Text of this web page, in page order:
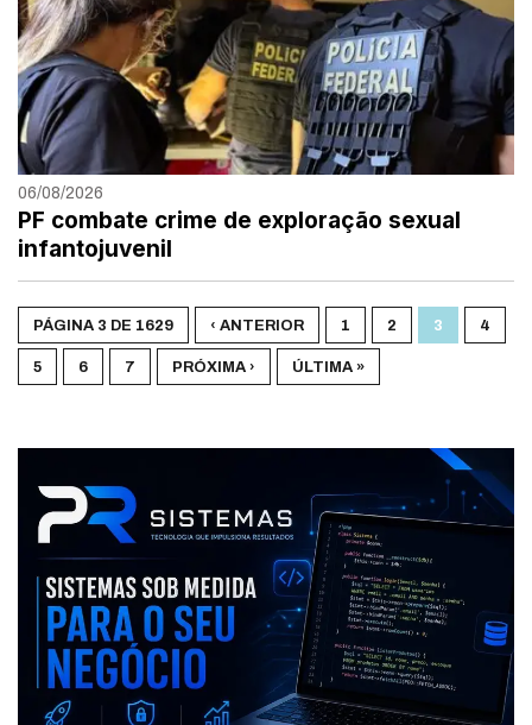
06/08/2026
PF combate crime de exploração sexual
infantojuvenil
PÁGINA 3 DE 1629 ‹ ANTERIOR 1 2 3 4
5 6 7 PRÓXIMA › ÚLTIMA »